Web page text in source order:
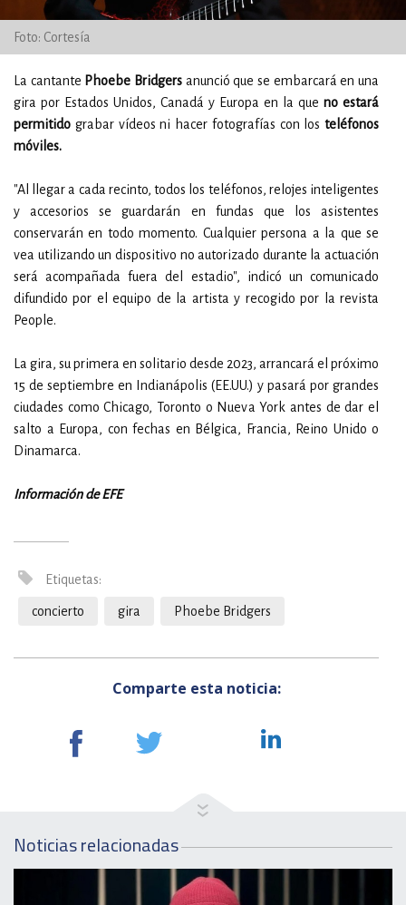
Foto: Cortesía
La cantante Phoebe Bridgers anunció que se embarcará en una
gira por Estados Unidos, Canadá y Europa en la que no estará
permitido grabar vídeos ni hacer fotografías con los teléfonos
móviles.
"Al llegar a cada recinto, todos los teléfonos, relojes inteligentes
y accesorios se guardarán en fundas que los asistentes
conservarán en todo momento. Cualquier persona a la que se
vea utilizando un dispositivo no autorizado durante la actuación
será acompañada fuera del estadio", indicó un comunicado
difundido por el equipo de la artista y recogido por la revista
People.
La gira, su primera en solitario desde 2023, arrancará el próximo
15 de septiembre en Indianápolis (EE.UU.) y pasará por grandes
ciudades como Chicago, Toronto o Nueva York antes de dar el
salto a Europa, con fechas en Bélgica, Francia, Reino Unido o
Dinamarca.
Información de EFE
Etiquetas:
concierto gira Phoebe Bridgers
Comparte esta noticia:
Noticias relacionadas